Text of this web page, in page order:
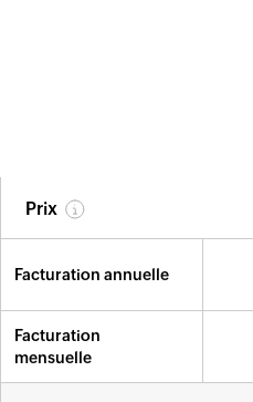
Prix
Facturation annuelle
Facturation
mensuelle